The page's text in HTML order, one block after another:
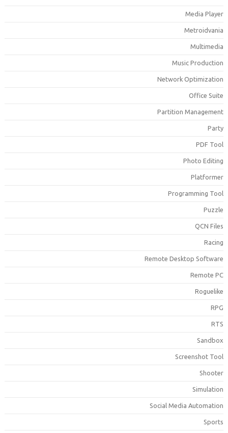
Media
Music
Network
Office
Partition
PDF
Photo
Programming
QCN
Remote Desktop
Remote
Screenshot
Social Media